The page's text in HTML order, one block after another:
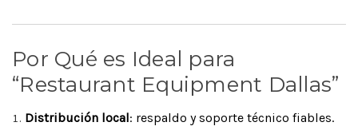
Por Qué es Ideal para
“Restaurant Equipment Dallas”
Distribución local: respaldo y soporte técnico fiables.